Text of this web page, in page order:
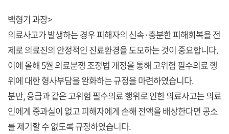
백형기 과장>
의료사고가 발생하는 경우 피해자의 신속·충분한 피해회복을 전
제로 의료진의 안정적인 진료환경을 도모하는 것이 중요합니다.
이에 올해 5월 의료분쟁 조정법 개정을 통해 고위험 필수의료 행
위에 대한 형사부담을 완화하는 규정을 마련하였습니다.
분만, 응급과 같은 고위험 필수의료 행위로 인한 의료사고는 의료
인에게 중과실이 없고 피해자에게 손해 전액을 배상한다면 공소
를 제기할 수 없도록 규정하였습니다.